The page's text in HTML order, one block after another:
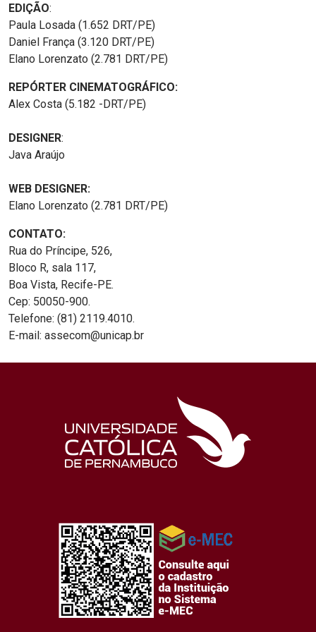
EDIÇÃO:
Paula Losada (1.652 DRT/PE)
Daniel França (3.120 DRT/PE)
Elano Lorenzato (2.781 DRT/PE)
REPÓRTER CINEMATOGRÁFICO:
Alex Costa (5.182 -DRT/PE)
DESIGNER:
Java Araújo
WEB DESIGNER:
Elano Lorenzato (2.781 DRT/PE)
CONTATO:
Rua do Príncipe, 526,
Bloco R, sala 117,
Boa Vista, Recife-PE.
Cep: 50050-900.
Telefone: (81) 2119.4010.
E-mail: assecom@unicap.br